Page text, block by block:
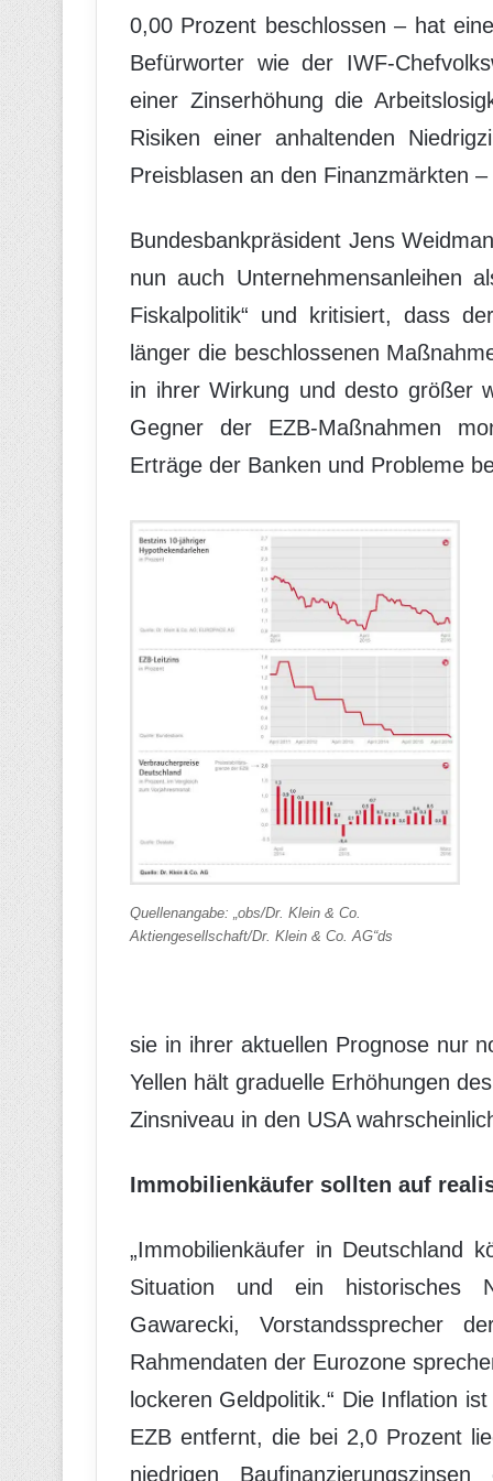
0,00 Prozent beschlossen – hat
Befürworter wie der IWF-
einer Zinserhöhung die
Risiken einer anhaltenden
Preisblasen an den Finanzmärkten –
Bundesbankpräsident Jens
nun auch Unternehmensanleihen
Fiskalpolitik“ und kritisiert, dass
länger die beschlossenen
in ihrer Wirkung und desto größer
Gegner der EZB-Maßnahmen
Erträge der Banken und Probleme
Quellenangabe: „obs/Dr. Klein & Co.
Aktiengesellschaft/Dr. Klein & Co. AG“ds
sie in ihrer aktuellen Prognose nur
Yellen hält graduelle Erhöhungen
Zinsniveau in den USA
Immobilienkäufer sollten auf
„Immobilienkäufer in Deutschland
Situation und ein historisches
Gawarecki,
Rahmendaten der Eurozone
lockeren Geldpolitik.“ Die Inflation
EZB entfernt, die bei 2,0 Prozent
niedrigen